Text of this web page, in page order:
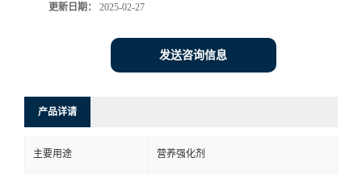
更新日期： 2025-02-27
发送咨询信息
产品详请
主要用途 营养强化剂